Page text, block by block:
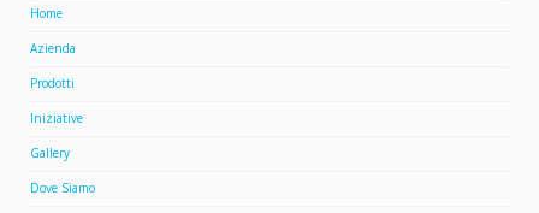
Home
Azienda
Prodotti
Iniziative
Gallery
Dove Siamo